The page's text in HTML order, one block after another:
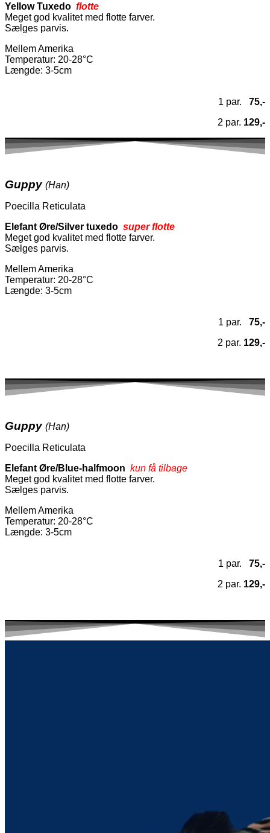
Yellow Tuxedo flotte
Meget god kvalitet med flotte farver.
Sælges parvis.
Mellem Amerika
Temperatur: 20-28°C
Længde: 3-5cm
1 par. 75,-
2 par. 129,-
Guppy (Han)
Poecilla Reticulata
Elefant Øre/Silver tuxedo super flotte
Meget god kvalitet med flotte farver.
Sælges parvis.
Mellem Amerika
Temperatur: 20-28°C
Længde: 3-5cm
1 par. 75,-
2 par. 129,-
Guppy (Han)
Poecilla Reticulata
Elefant Øre/Blue-halfmoon kun få tilbage
Meget god kvalitet med flotte farver.
Sælges parvis.
Mellem Amerika
Temperatur: 20-28°C
Længde: 3-5cm
1 par. 75,-
2 par. 129,-